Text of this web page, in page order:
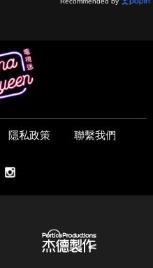
隱私政策 聯繫我們